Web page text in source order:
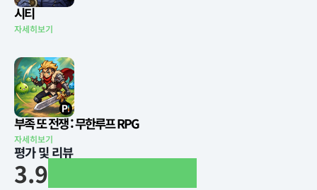
시티
자세히보기
부족 또 전쟁 : 무한루프 RPG
자세히보기
평가 및 리뷰
3.9